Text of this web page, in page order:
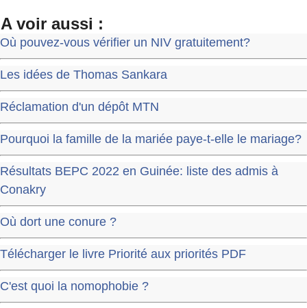
A voir aussi :
Où pouvez-vous vérifier un NIV gratuitement?
Les idées de Thomas Sankara
Réclamation d'un dépôt MTN
Pourquoi la famille de la mariée paye-t-elle le mariage?
Résultats BEPC 2022 en Guinée: liste des admis à
Conakry
Où dort une conure ?
Télécharger le livre Priorité aux priorités PDF
C'est quoi la nomophobie ?